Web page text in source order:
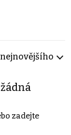
nejnovějšího
zadejte